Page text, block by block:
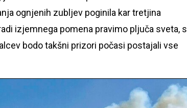
ognjenih zubljev poginila kar tretjina
izjemnega pomena pravimo pljuča sveta, s
bodo takšni prizori počasi postajali vse